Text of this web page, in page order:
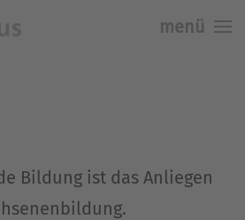
menü
Bildung ist das Anliegen